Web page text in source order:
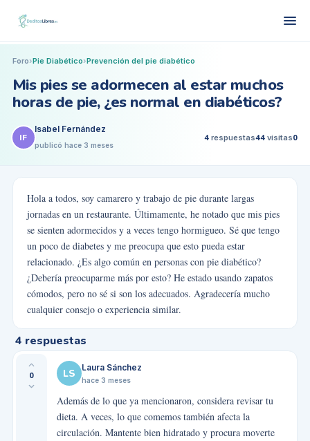
Foro›Pie Diabético›Prevención del pie diabético
Mis pies se adormecen al estar muchos
horas de pie, ¿es normal en diabéticos?
IF
Isabel Fernández
publicó hace 3 meses
4 respuestas44 visitas0
Hola a todos, soy camarero y trabajo de pie durante largas
jornadas en un restaurante. Últimamente, he notado que mis pies
se sienten adormecidos y a veces tengo hormigueo. Sé que tengo
un poco de diabetes y me preocupa que esto pueda estar
relacionado. ¿Es algo común en personas con pie diabético?
¿Debería preocuparme más por esto? He estado usando zapatos
cómodos, pero no sé si son los adecuados. Agradecería mucho
cualquier consejo o experiencia similar.
4 respuestas
0 LS Laura Sánchez
hace 3 meses
Además de lo que ya mencionaron, considera revisar tu
dieta. A veces, lo que comemos también afecta la
circulación. Mantente bien hidratado y procura moverte